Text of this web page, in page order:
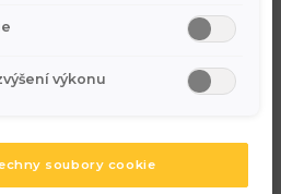
budou různé barevné
a výbavy, které umožní
hodnoty 85 – 110 kW
výkonu
soubory cookie